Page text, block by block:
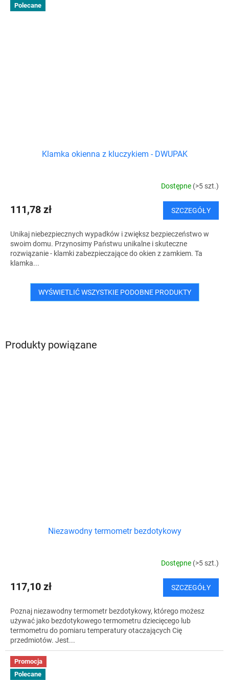
Produkty powiązane
Niezawodny termometr bezdotykowy
Dostępne (>5 szt.)
117,10 zł SZCZEGÓŁY
Poznaj niezawodny termometr bezdotykowy, którego możesz
używać jako bezdotykowego termometru dziecięcego lub
termometru do pomiaru temperatury otaczających Cię
przedmiotów. Jest...
Promocja
Polecane
Polecane
Klamka okienna z kluczykiem - DWUPAK
Dostępne (>5 szt.)
111,78 zł SZCZEGÓŁY
Unikaj niebezpiecznych wypadków i zwiększ bezpieczeństwo w
swoim domu. Przynosimy Państwu unikalne i skuteczne
rozwiązanie - klamki zabezpieczające do okien z zamkiem. Ta
klamka...
WYŚWIETLIĆ WSZYSTKIE PODOBNE PRODUKTY